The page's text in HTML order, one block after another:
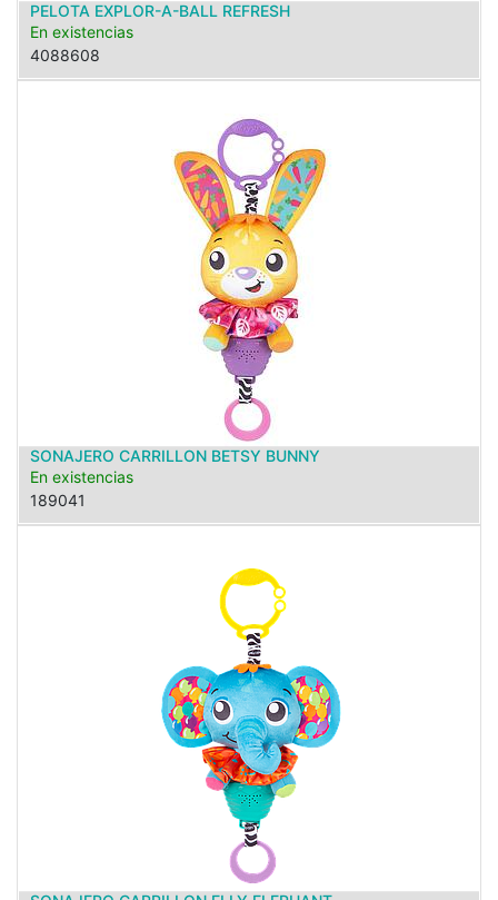
PELOTA EXPLOR-A-BALL REFRESH
En existencias
4088608
SONAJERO CARRILLON BETSY BUNNY
En existencias
189041